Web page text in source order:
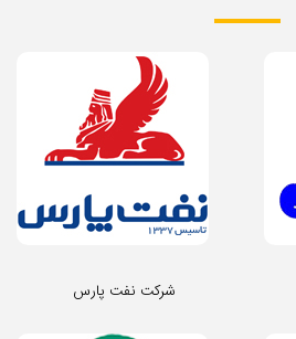
شرکت نفت پارس